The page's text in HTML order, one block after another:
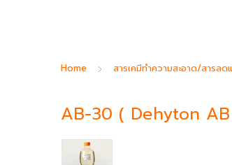
Home สารเคมีทำความสะอาด/สารล
AB-30 ( Dehyton